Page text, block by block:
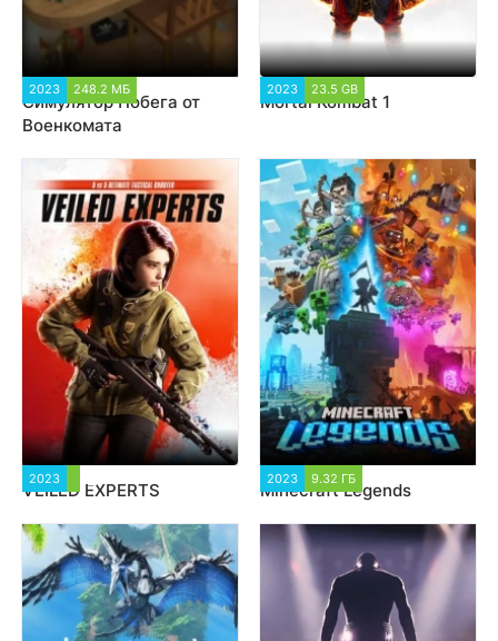
2023 248.2 МБ
Симулятор Побега от
Военкомата
2023 23.5 GB
Mortal Kombat 1
2023
VEILED EXPERTS
2023 9.32 ГБ
Minecraft Legends